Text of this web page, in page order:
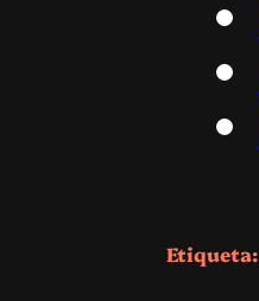
Etiqueta: